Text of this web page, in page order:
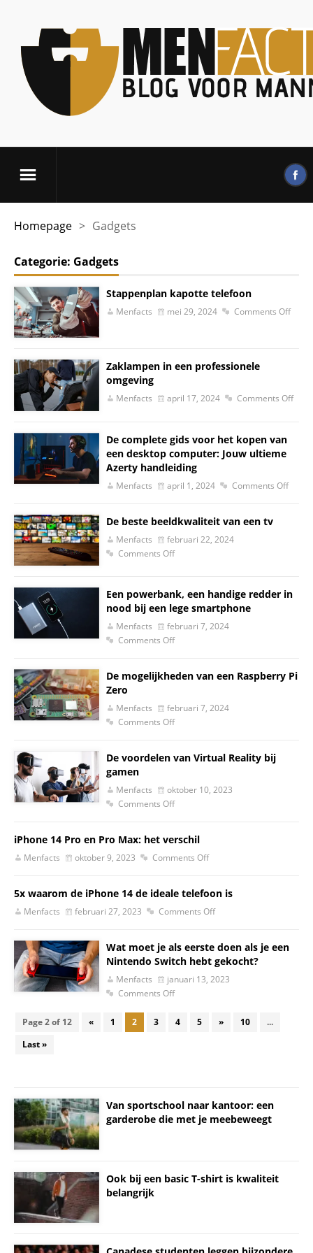
Homepage > Gadgets
Categorie: Gadgets
Stappenplan kapotte telefoon
Menfacts mei 29, 2024 Comments Off
Zaklampen in een professionele
omgeving
Menfacts april 17, 2024 Comments Off
De complete gids voor het kopen van
een desktop computer: Jouw ultieme
Azerty handleiding
Menfacts april 1, 2024 Comments Off
De beste beeldkwaliteit van een tv
Menfacts
februari 22, 2024
Comments Off
Een powerbank, een handige redder in
nood bij een lege smartphone
Menfacts
februari 7, 2024
Comments Off
De mogelijkheden van een Raspberry Pi
Zero
Menfacts
februari 7, 2024
Comments Off
De voordelen van Virtual Reality bij
gamen
Menfacts
oktober 10, 2023
Comments Off
iPhone 14 Pro en Pro Max: het verschil
Menfacts oktober 9, 2023 Comments Off
5x waarom de iPhone 14 de ideale telefoon is
Menfacts februari 27, 2023 Comments Off
Wat moet je als eerste doen als je een
Nintendo Switch hebt gekocht?
Menfacts
januari 13, 2023
Comments Off
Page 2 of 12 « 1 2 3 4 5 » 10
...
Last »
Van sportschool naar kantoor: een
garderobe die met je meebeweegt
Ook bij een basic T-shirt is kwaliteit
belangrijk